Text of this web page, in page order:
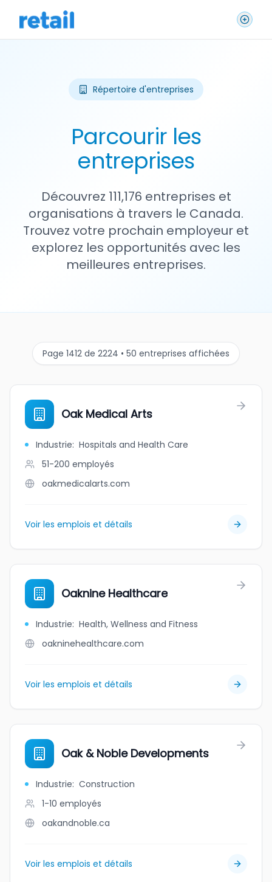
Répertoire d'entreprises
Parcourir les
entreprises
Découvrez 111,176 entreprises et
organisations à travers le Canada.
Trouvez votre prochain employeur et
explorez les opportunités avec les
meilleures entreprises.
Page 1412 de 2224 • 50 entreprises affichées
Oak Medical Arts
Industrie: Hospitals and Health Care
51-200 employés
oakmedicalarts.com
Voir les emplois et détails
Oaknine Healthcare
Industrie: Health, Wellness and Fitness
oakninehealthcare.com
Voir les emplois et détails
Oak & Noble Developments
Industrie: Construction
1-10 employés
oakandnoble.ca
Voir les emplois et détails